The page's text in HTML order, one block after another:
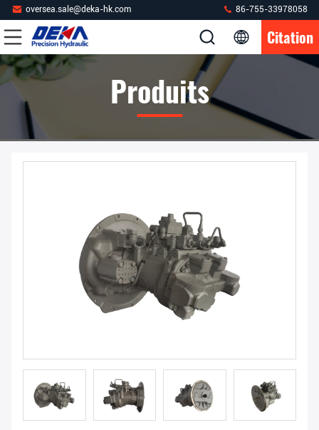
oversea.sale@deka-hk.com 86-755-33978058
Citation
Produits